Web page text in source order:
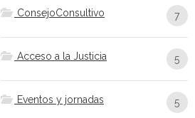
ConsejoConsultivo 7
Acceso a la Justicia 5
Eventos y jornadas 5